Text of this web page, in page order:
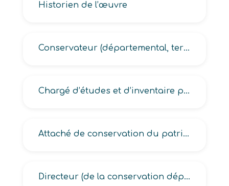
Historien de l’œuvre
Conservateur (départemental, territorial du patrimoine)
Chargé d’études et d’inventaire patrimoine
Attaché de conservation du patrimoine
Directeur (de la conservation départementale, de musée, d’établissement patrimonial)